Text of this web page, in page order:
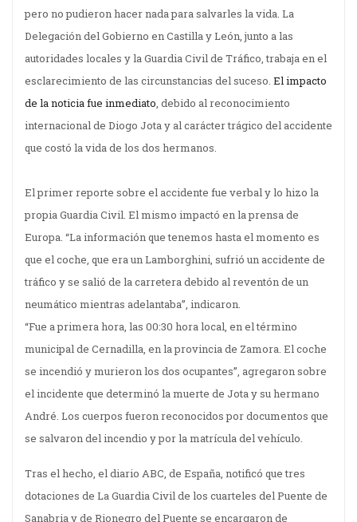
pero no pudieron hacer nada para salvarles la vida. La
Delegación del Gobierno en Castilla y León, junto a las
autoridades locales y la Guardia Civil de Tráfico, trabaja en el
esclarecimiento de las circunstancias del suceso. El impacto
de la noticia fue inmediato, debido al reconocimiento
internacional de Diogo Jota y al carácter trágico del accidente
que costó la vida de los dos hermanos.
El primer reporte sobre el accidente fue verbal y lo hizo la
propia Guardia Civil. El mismo impactó en la prensa de
Europa. “La información que tenemos hasta el momento es
que el coche, que era un Lamborghini, sufrió un accidente de
tráfico y se salió de la carretera debido al reventón de un
neumático mientras adelantaba”, indicaron.
“Fue a primera hora, las 00:30 hora local, en el término
municipal de Cernadilla, en la provincia de Zamora. El coche
se incendió y murieron los dos ocupantes”, agregaron sobre
el incidente que determinó la muerte de Jota y su hermano
André. Los cuerpos fueron reconocidos por documentos que
se salvaron del incendio y por la matrícula del vehículo.
Tras el hecho, el diario ABC, de España, notificó que tres
dotaciones de La Guardia Civil de los cuarteles del Puente de
Sanabria y de Rionegro del Puente se encargaron de